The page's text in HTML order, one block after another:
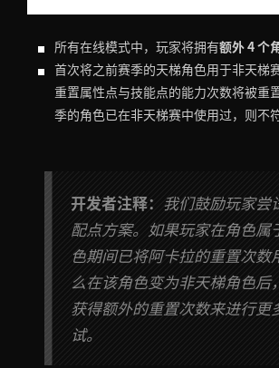
所有在线模式中，玩家将拥有额外 4 个
首次将之前赛季的天梯角色用于非天梯
重置属性点与技能点的能力次数将被重
季的角色已在非天梯赛中使用过，则不
开发者注释： 我们鼓励玩家尝
配点方案。如果玩家在角色属
色期间已将阿卡拉的重置次数
么在该角色变为非天梯角色后
获得额外的重置次数来进行更
试。